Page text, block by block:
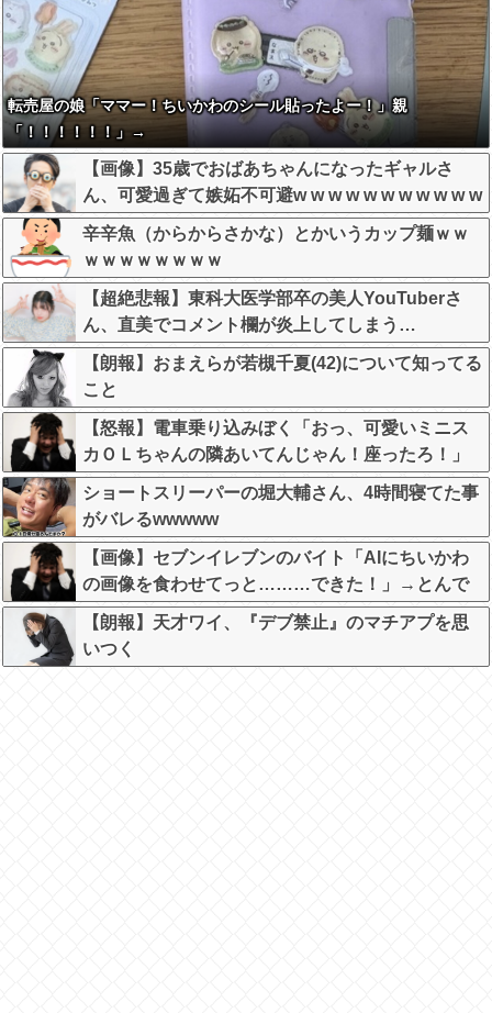
転売屋の娘「ママー！ちいかわのシール貼ったよー！」親
「！！！！！！」→
【画像】35歳でおばあちゃんになったギャルさ
ん、可愛過ぎて嫉妬不可避w w w w w w w w w w w
辛辛魚（からからさかな）とかいうカップ麺ｗｗ
ｗｗｗｗｗｗｗｗ
【超絶悲報】東科大医学部卒の美人YouTuberさ
ん、直美でコメント欄が炎上してしまう…
【朗報】おまえらが若槻千夏(42)について知ってる
こと
【怒報】電車乗り込みぼく「おっ、可愛いミニス
カＯＬちゃんの隣あいてんじゃん！座ったろ！」
→結果w w w w w w w w
ショートスリーパーの堀大輔さん、4時間寝てた事
がバレるwwwww
【画像】セブンイレブンのバイト「AIにちいかわ
の画像を食わせてっと………できた！」→とんで
もないものが出来上がってしまうw w w w w
【朗報】天才ワイ、『デブ禁止』のマチアプを思
いつく